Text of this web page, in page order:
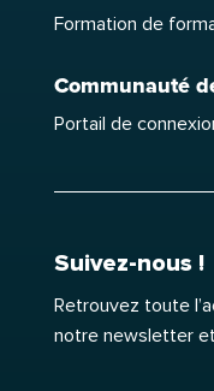
Formation de
Communauté
Portail de
Suivez-nous !
Retrouvez toute
notre newsletter